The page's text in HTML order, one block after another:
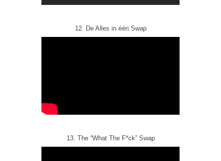
12. De Alles in één Swap
13. The “What The F*ck” Swap